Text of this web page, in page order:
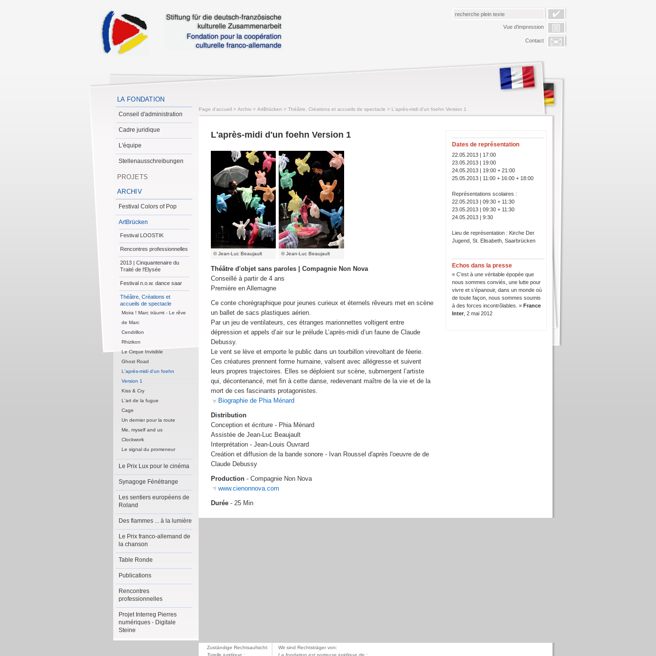
Vue d'impression
Contact
LA FONDATION
Conseil d'administration
Cadre juridique
L'équipe
Stellenausschreibungen
PROJETS
ARCHIV
Festival Colors of Pop
ArtBrücken
Festival LOOSTIK
Rencontres professionnelles
2013 | Cinquantenaire du
Traité de l'Elysée
Festival n.o.w. dance saar
Théâtre, Créations et
accueils de spectacle
Moira ! Marc träumt - Le rêve
de Marc
Cendrillon
Rhizikon
Le Cirque Invisible
Ghost Road
L'après-midi d'un foehn
Version 1
Kiss & Cry
L'art de la fugue
Cage
Un dernier pour la route
Me, myself and us
Clockwork
Le signal du promeneur
Le Prix Lux pour le cinéma
Synagoge Fénétrange
Les sentiers européens de
Roland
Des flammes ... à la lumière
Le Prix franco-allemand de
la chanson
Table Ronde
Publications
Rencontres
professionnelles
Projet Interreg Pierres
numériques - Digitale
Steine
Page d'accueil > Archiv > ArtBrücken > Théâtre, Créations et accueils de spectacle > L'après-midi d'un foehn Version 1
L'après-midi d'un foehn Version 1
© Jean-Luc Beaujault © Jean-Luc Beaujault
Théâtre d'objet sans paroles
| Compagnie Non Nova
Conseillé à partir de 4 ans
Première en Allemagne
Ce conte chorégraphique pour jeunes curieux et éternels rêveurs met en scène
un ballet de sacs plastiques aérien.
Par un jeu de ventilateurs, ces étranges marionnettes voltigent entre
dépression et appels d’air sur le prélude L’après-midi d’un faune de Claude
Debussy.
Le vent se lève et emporte le public dans un tourbillon virevoltant de féerie.
Ces créatures prennent forme humaine, valsent avec allégresse et suivent
leurs propres trajectoires. Elles se déploient sur scène, submergent l’artiste
qui, décontenancé, met fin à cette danse, redevenant maître de la vie et de la
mort de ces fascinants protagonistes.
Biographie de Phia Ménard
Distribution
Conception et écriture - Phia Ménard
Assistée de Jean-Luc Beaujault
Interprétation - Jean-Louis Ouvrard
Creátion et diffusion de la bande sonore - Ivan Roussel d'après l'oeuvre de de
Claude Debussy
Production - Compagnie Non Nova
www.cienonnova.com
Durée - 25 Min
Dates de représentation
22.05.2013 | 17:00
23.05.2013 | 19:00
24.05.2013 | 19:00 + 21:00
25.05.2013 | 11:00 + 16:00 + 18:00
Représentations scolaires :
22.05.2013 | 09:30 + 11:30
23.05.2013 | 09:30 + 11:30
24.05.2013 | 9:30
Lieu de représentation : Kirche Der
Jugend, St. Elisabeth, Saarbrücken
Echos dans la presse
« C’est à une véritable épopée que
nous sommes conviés, une lutte pour
vivre et s’épanouir, dans un monde où
de toute façon, nous sommes soumis
à des forces incontrôlables. » France
Inter , 2 mai 2012
Zuständige Rechtsaufsicht:
Tutelle juridique :
Wir sind Rechtsträger von:
La fondation est porteuse juridique de :